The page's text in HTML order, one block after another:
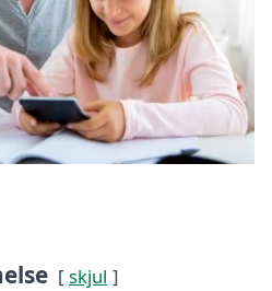
skjul